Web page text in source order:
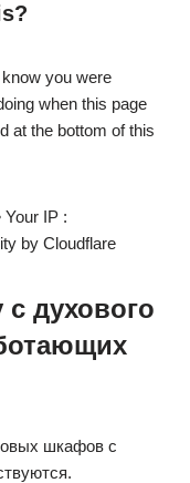
you were
when this page
at the bottom of this
Your IP :
by Cloudflare
с духового
шкафов с